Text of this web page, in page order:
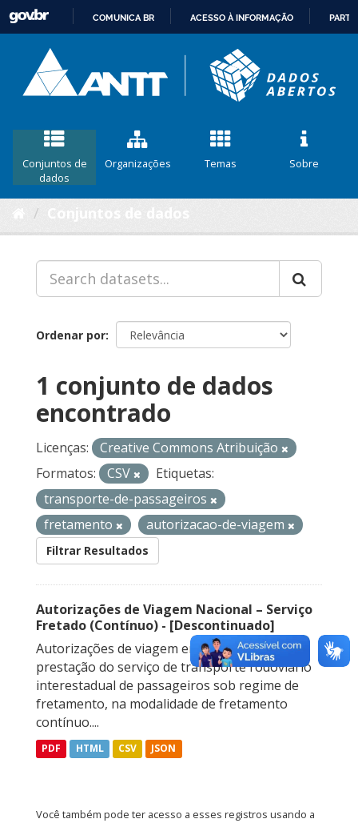
CONTEÚDO
COMUNICA BR ACESSO À INFORMAÇÃO
Conjuntos de
dados
Organizações Temas Sobre
Ordenar por
1 conjunto de dados
encontrado
Licenças:
Creative Commons Atribuição
Formatos:
CSV
Etiquetas:
transporte-de-passageiros
fretamento
autorizacao-de-viagem
Filtrar Resultados
Autorizações de Viagem Nacional – Serviço
Fretado (Contínuo) - [Descontinuado]
Autorizações de viagem emitidas para a
prestação do serviço de transporte rodoviário
interestadual de passageiros sob regime de
fretamento, na modalidade de fretamento
contínuo....
PDF HTML CSV JSON
Você também pode ter acesso a esses registros usando a